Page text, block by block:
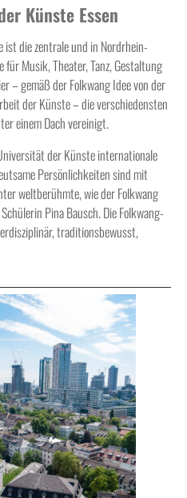
Künste Essen
die zentrale und in Nordrhein-
Musik, Theater, Tanz, Gestaltung
– gemäß der Folkwang Idee von der
der Künste – die verschiedensten
einem Dach vereinigt.
der Künste internationale
Persönlichkeiten sind mit
weltberühmte, wie der Folkwang
Pina Bausch. Die Folkwang-
traditionsbewusst,